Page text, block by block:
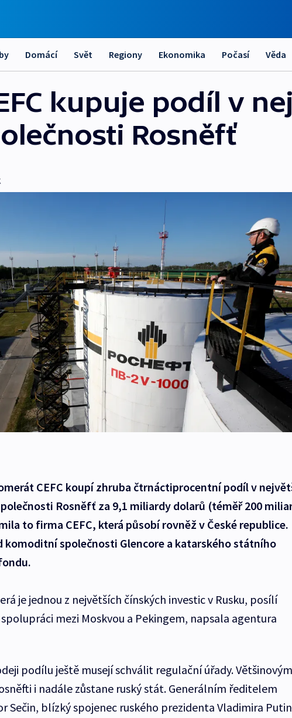
Domácí Svět Regiony Ekonomika Počasí Věda
kupuje podíl v
Rosněfť
CEFC koupí zhruba čtrnáctiprocentní podíl v
Rosněfť za 9,1 miliardy dolarů (téměř 200
to firma CEFC, která působí rovněž v České republice.
komoditní společnosti Glencore a katarského státního
je jednou z největších čínských investic v Rusku, posílí
mezi Moskvou a Pekingem, napsala agentura
podílu ještě musejí schválit regulační úřady. Většinovým
i nadále zůstane ruský stát. Generálním ředitelem
Sečin, blízký spojenec ruského prezidenta Vladimira